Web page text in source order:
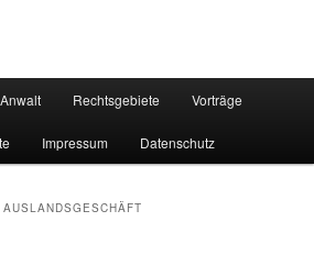
Anwalt Rechtsgebiete Vorträge
Impressum Datenschutz
AUSLANDSGESCHÄFT